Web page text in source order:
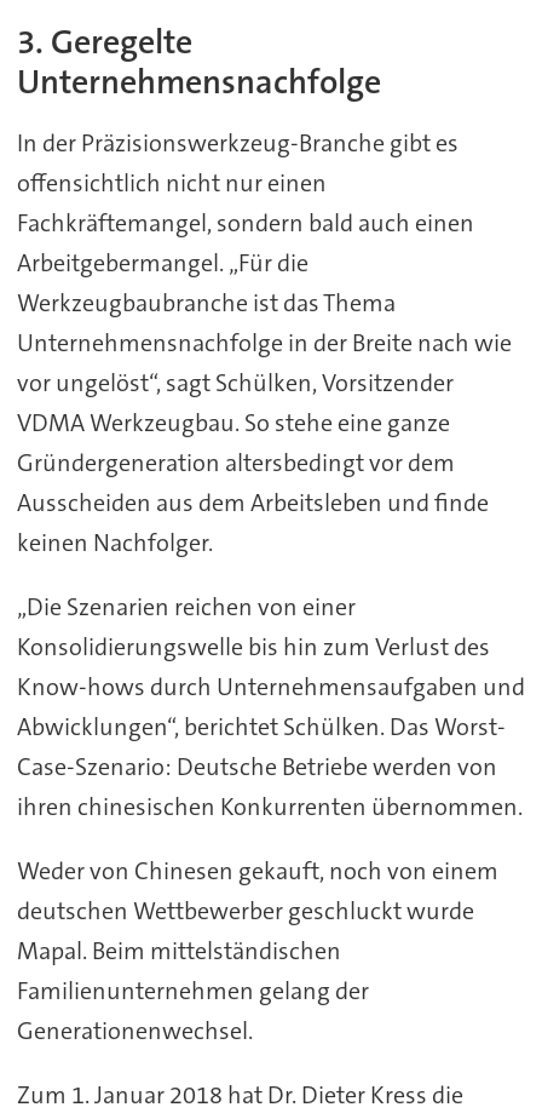
3. Geregelte
Unternehmensnachfolge
In der Präzisionswerkzeug-Branche gibt es
offensichtlich nicht nur einen
Fachkräftemangel, sondern bald auch einen
Arbeitgebermangel. „Für die
Werkzeugbaubranche ist das Thema
Unternehmensnachfolge in der Breite nach wie
vor ungelöst“, sagt Schülken, Vorsitzender
VDMA Werkzeugbau. So stehe eine ganze
Gründergeneration altersbedingt vor dem
Ausscheiden aus dem Arbeitsleben und finde
keinen Nachfolger.
„Die Szenarien reichen von einer
Konsolidierungswelle bis hin zum Verlust des
Know-hows durch Unternehmensaufgaben und
Abwicklungen“, berichtet Schülken. Das Worst-
Case-Szenario: Deutsche Betriebe werden von
ihren chinesischen Konkurrenten übernommen.
Weder von Chinesen gekauft, noch von einem
deutschen Wettbewerber geschluckt wurde
Mapal. Beim mittelständischen
Familienunternehmen gelang der
Generationenwechsel.
Zum 1. Januar 2018 hat Dr. Dieter Kress die